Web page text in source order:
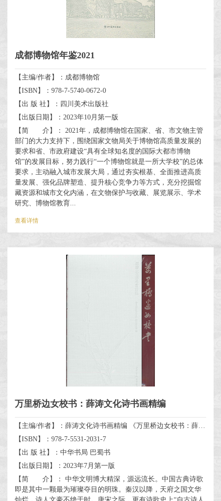
成都博物馆年鉴2021
【主编/作者】：成都博物馆
【ISBN】：978-7-5740-0672-0
【出 版 社】：四川美术出版社
【出版日期】：2023年10月第一版
【简 介】： 2021年，成都博物馆在国家、省、市文物主管
部门的大力支持下，围绕国家文物局关于博物馆高质量发展的
要求和省、市政府建设“具有全球知名度的国际大都市博物
馆”的发展目标，努力践行“一个博物馆就是一所大学校”的总体
要求，主动融入城市发展大局，通过夯实根基、全面推进高质
量发展、强化品牌塑造、提升核心竞争力等方式，充分挖掘馆
藏资源和城市文化内涵，在文物保护与收藏、展览展示、学术
研究、博物馆教育...
查看详情
万里桥边女校书：薛涛文化诗书画精编
【ISBN】：978-7-5531-2031-7
【出 版 社】：中华书局 巴蜀书
【出版日期】：2023年7月第一版
【简 介】： 中华文明博大精深，源远流长。中国古典诗歌
即是其中一颗最为璀璨夺目的明珠。秦汉以降，天府之国文华